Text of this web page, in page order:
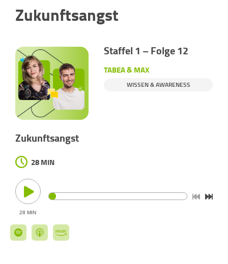
Zukunftsangst
Staffel 1 – Folge 12
TABEA & MAX
WISSEN & AWARENESS
Zukunftsangst
28 MIN
28 MIN